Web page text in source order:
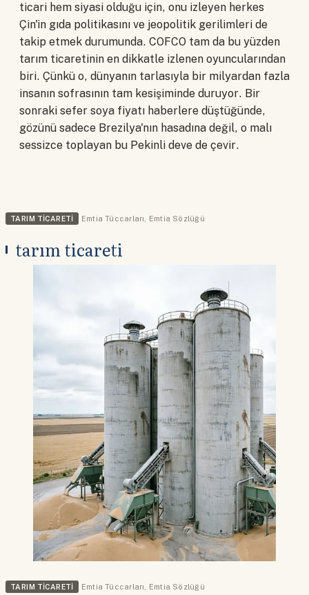
ticari hem siyasi olduğu için, onu izleyen herkes
Çin'in gıda politikasını ve jeopolitik gerilimleri de
takip etmek durumunda. COFCO tam da bu yüzden
tarım ticaretinin en dikkatle izlenen oyuncularından
biri. Çünkü o, dünyanın tarlasıyla bir milyardan fazla
insanın sofrasının tam kesişiminde duruyor. Bir
sonraki sefer soya fiyatı haberlere düştüğünde,
gözünü sadece Brezilya'nın hasadına değil, o malı
sessizce toplayan bu Pekinli deve de çevir.
TARIM TICARETI Emtia Tüccarları, Emtia Sözlüğü
tarım ticareti
TARIM TICARETI Emtia Tüccarları, Emtia Sözlüğü